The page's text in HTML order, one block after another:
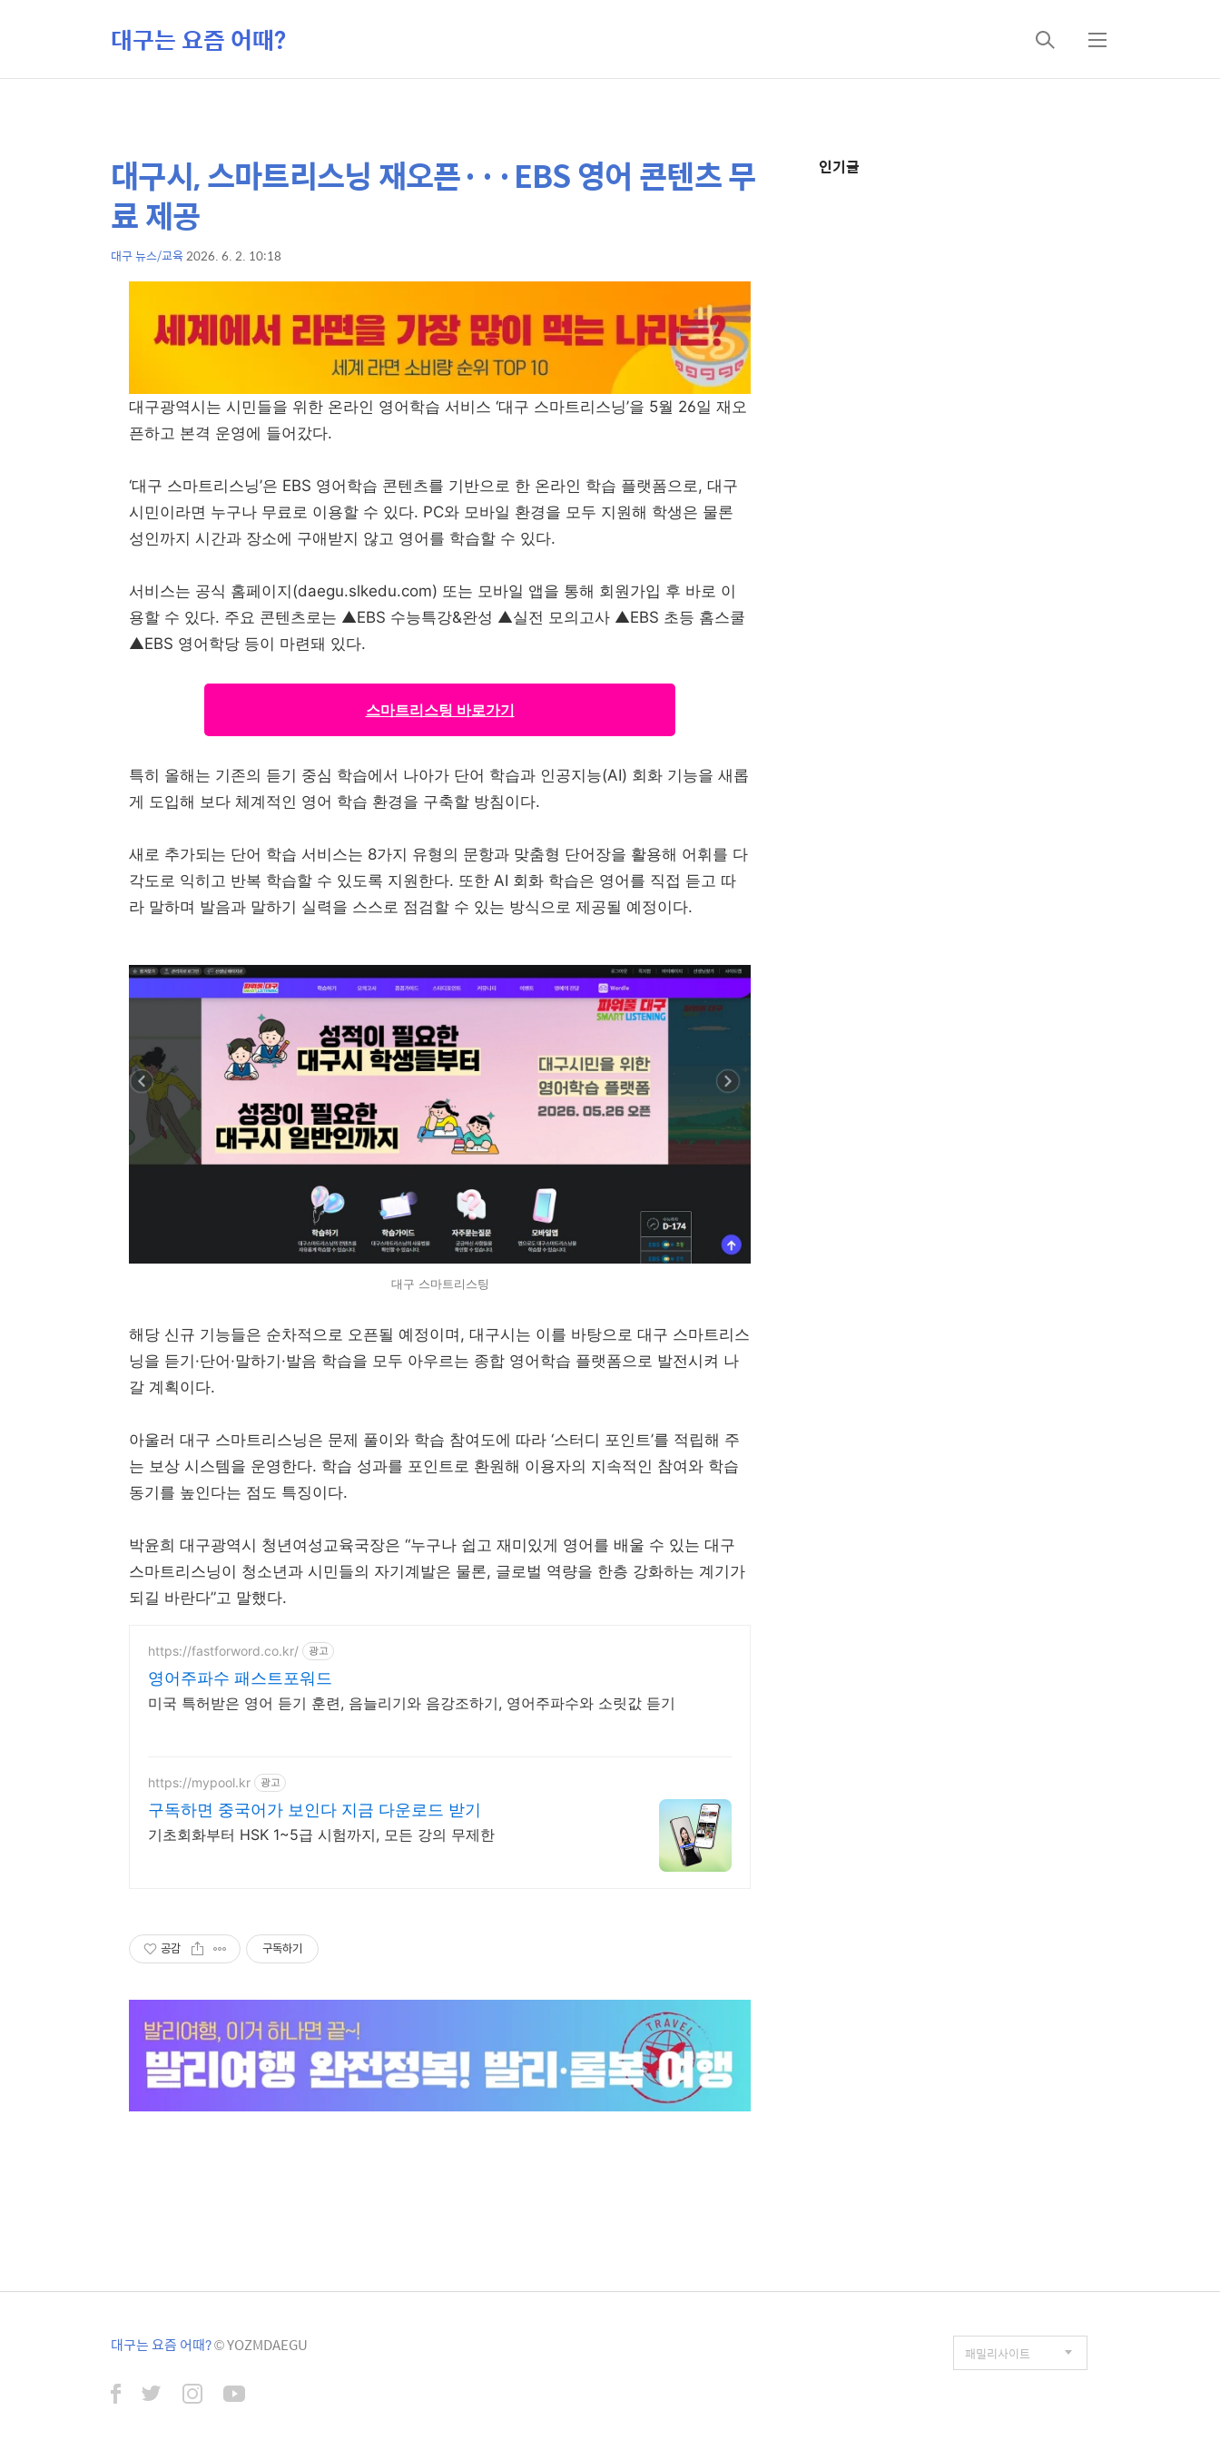
대구는 요즘 어때?
검
메
상
컨
텐
본
문
제
대구시, 스마트리스닝 재오픈···EBS 영어 콘텐츠 무
료 제공
대구 뉴스/교육2026. 6. 2. 10:18
대구광역시는 시민들을 위한 온라인 영어학습 서비스 ‘대구 스마트리스닝’을 5월 26일 재오
픈하고 본격 운영에 들어갔다.
‘대구 스마트리스닝’은 EBS 영어학습 콘텐츠를 기반으로 한 온라인 학습 플랫폼으로, 대구
시민이라면 누구나 무료로 이용할 수 있다. PC와 모바일 환경을 모두 지원해 학생은 물론
성인까지 시간과 장소에 구애받지 않고 영어를 학습할 수 있다.
서비스는 공식 홈페이지(daegu.slkedu.com) 또는 모바일 앱을 통해 회원가입 후 바로 이
용할 수 있다. 주요 콘텐츠로는 ▲EBS 수능특강&완성 ▲실전 모의고사 ▲EBS 초등 홈스쿨
▲EBS 영어학당 등이 마련돼 있다.
스마트리스팅 바로가기
특히 올해는 기존의 듣기 중심 학습에서 나아가 단어 학습과 인공지능(AI) 회화 기능을 새롭
게 도입해 보다 체계적인 영어 학습 환경을 구축할 방침이다.
새로 추가되는 단어 학습 서비스는 8가지 유형의 문항과 맞춤형 단어장을 활용해 어휘를 다
각도로 익히고 반복 학습할 수 있도록 지원한다. 또한 AI 회화 학습은 영어를 직접 듣고 따
라 말하며 발음과 말하기 실력을 스스로 점검할 수 있는 방식으로 제공될 예정이다.
대구 스마트리스팅
해당 신규 기능들은 순차적으로 오픈될 예정이며, 대구시는 이를 바탕으로 대구 스마트리스
닝을 듣기·단어·말하기·발음 학습을 모두 아우르는 종합 영어학습 플랫폼으로 발전시켜 나
갈 계획이다.
아울러 대구 스마트리스닝은 문제 풀이와 학습 참여도에 따라 ‘스터디 포인트’를 적립해 주
는 보상 시스템을 운영한다. 학습 성과를 포인트로 환원해 이용자의 지속적인 참여와 학습
동기를 높인다는 점도 특징이다.
박윤희 대구광역시 청년여성교육국장은 “누구나 쉽고 재미있게 영어를 배울 수 있는 대구
스마트리스닝이 청소년과 시민들의 자기계발은 물론, 글로벌 역량을 한층 강화하는 계기가
되길 바란다”고 말했다.
https://fastforword.co.kr/ 광고
영어주파수 패스트포워드
미국 특허받은 영어 듣기 훈련, 음늘리기와 음강조하기, 영어주파수와 소릿값 듣기
https://mypool.kr 광고
구독하면 중국어가 보인다 지금 다운로드 받기
기초회화부터 HSK 1~5급 시험까지, 모든 강의 무제한
공감 구독하기
추
인기글
대구는 요즘 어때?© YOZMDAEGU